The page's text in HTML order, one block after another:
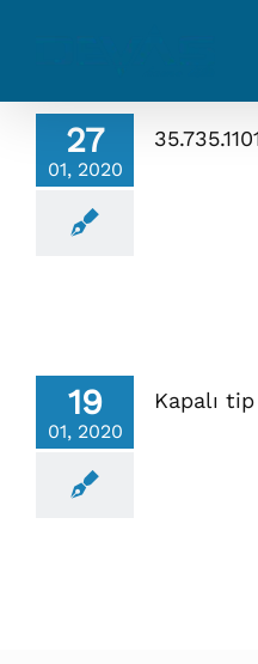
27
01, 2020
19
01, 2020
Kapalı